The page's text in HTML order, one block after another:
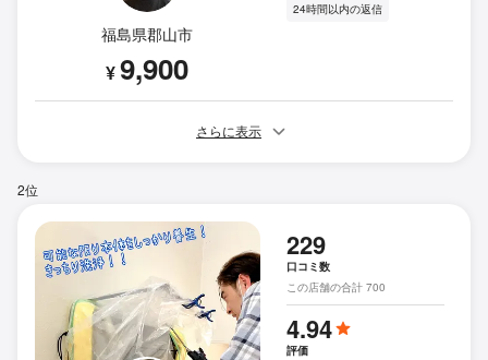
福島県郡山市
¥9,900
24時間以内の返信
さらに表示
2位
229
口コミ数
この店舗の合計 700
4.94
評価